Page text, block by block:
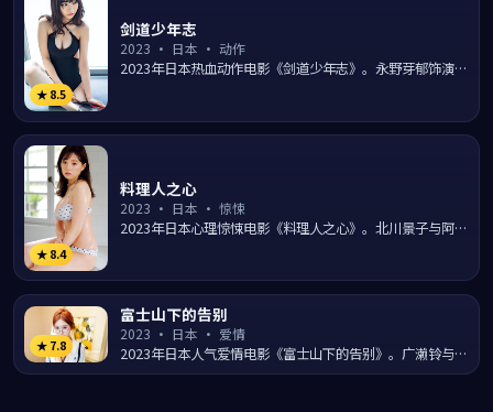
★ 8.5
剑道少年志
2023 · 日本 · 动作
2023年日本热血动作电影《剑道少年志》。永野芽郁饰演身
★ 8.4
料理人之心
2023 · 日本 · 惊悚
2023年日本心理惊悚电影《料理人之心》。北川景子与阿部
★ 7.8
富士山下的告别
2023 · 日本 · 爱情
2023年日本人气爱情电影《富士山下的告别》。广濑铃与小
栗旬领衔主演，由是枝裕和执导，在横浜港夜的浪漫光影中